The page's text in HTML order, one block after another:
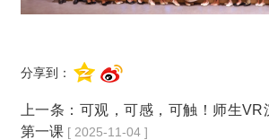
分享到：
上一条： 可观，可感，可触！师生VR
第一课 [ 2025-11-04 ]